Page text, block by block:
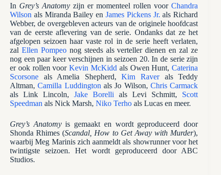
In Grey’s Anatomy zijn er momenteel rollen voorChandra
Wilson als Miranda Bailey en James Pickens Jr. als Richard
Webber, de overgebleven acteurs van de originele hoofdcast
van de eerste aflevering van de serie. Ondanks dat ze het
afgelopen seizoen haar vaste rol in de serie heeft verlaten,
zal Ellen Pompeonog steeds als verteller dienen en zal ze
nog een paar keer verschijnen in seizoen 20. In de serie zijn
er ook rollen voorKevin McKidd als Owen Hunt,Caterina
Scorsone als Amelia Shepherd,Kim Raverals Teddy
Altman,Camilla Luddington als Jo Wilson, Chris Carmack
als Link Lincoln,Jake Borelli als Levi Schmitt, Scott
Speedman als Nick Marsh, Niko Terho als Lucas en meer.
Grey’s Anatomyis gemaakt en wordt geproduceerd door
Shonda Rhimes (Scandal, How to Get Away with Murder),
waarbij Meg Marinis zich aanmeldt als showrunner voor het
twintigste seizoen. Het wordt geproduceerd door ABC
Studios.